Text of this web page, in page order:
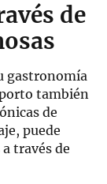
de
gastronomía
también
de
puede
través de